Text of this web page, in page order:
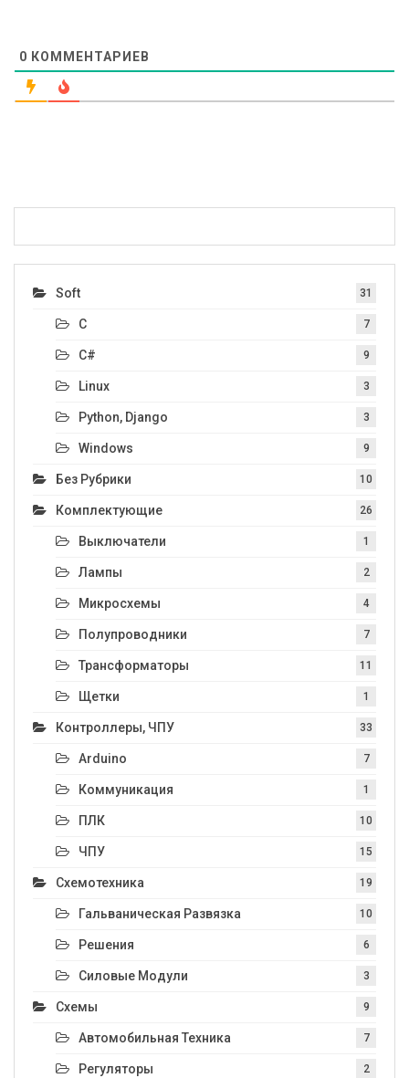
0 КОММЕНТАРИЕВ
Soft 31
C 7
C# 9
Linux 3
Python, Django 3
Windows 9
Без Рубрики 10
Комплектующие 26
Выключатели 1
Лампы 2
Микросхемы 4
Полупроводники 7
Трансформаторы 11
Щетки 1
Контроллеры, ЧПУ 33
Arduino 7
Коммуникация 1
ПЛК 10
ЧПУ 15
Схемотехника 19
Гальваническая Развязка 10
Решения 6
Силовые Модули 3
Схемы 9
Автомобильная Техника 7
Регуляторы 2